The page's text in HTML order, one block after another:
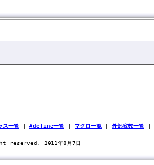
ス一覧 #define一覧 マクロ一覧 外部変数一覧
reserved. 2011年8月7日